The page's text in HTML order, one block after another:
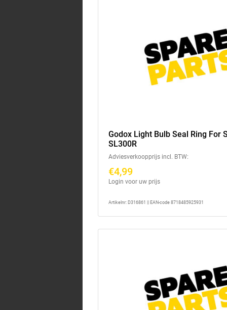
Godox Light Bulb Seal Ring For
SL300R
Adviesverkoopprijs incl. BTW:
€4,99
Login voor uw prijs
Artikelnr: D316861 || EAN-code 8718485925931